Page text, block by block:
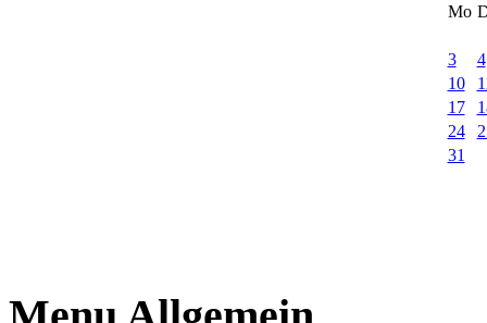
Mo
3
4
10
17
24
31